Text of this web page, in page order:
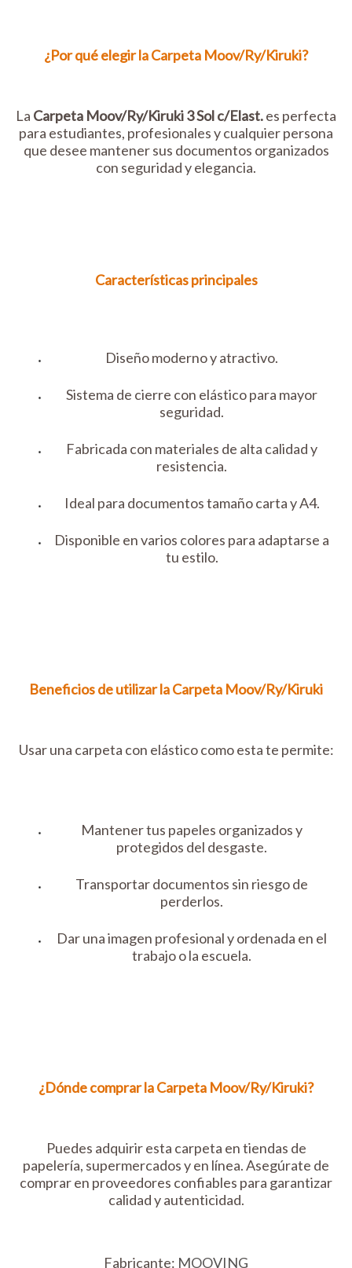
¿Por qué elegir la Carpeta Moov/Ry/Kiruki?
La Carpeta Moov/Ry/Kiruki 3 Sol c/Elast.es perfecta
para estudiantes, profesionales y cualquier persona
que desee mantener sus documentos organizados
con seguridad y elegancia.
Características principales
Diseño moderno y atractivo.
Sistema de cierre con elástico para mayor
seguridad.
Fabricada con materiales de alta calidad y
resistencia.
Ideal para documentos tamaño carta y A4.
Disponible en varios colores para adaptarse a
tu estilo.
Beneficios de utilizar la Carpeta Moov/Ry/Kiruki
Usar una carpeta con elástico como esta te permite:
Mantener tus papeles organizados y
protegidos del desgaste.
Transportar documentos sin riesgo de
perderlos.
Dar una imagen profesional y ordenada en el
trabajo o la escuela.
¿Dónde comprar la Carpeta Moov/Ry/Kiruki?
Puedes adquirir esta carpeta en tiendas de
papelería, supermercados y en línea. Asegúrate de
comprar en proveedores confiables para garantizar
calidad y autenticidad.
Fabricante: MOOVING